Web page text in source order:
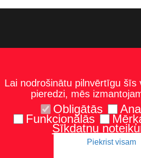
Lai nodrošinātu pilnvērtīgu šīs
pieredzi, mēs
Obligātās
Funkcionālās
Sīkdatņu
Piekrist visam